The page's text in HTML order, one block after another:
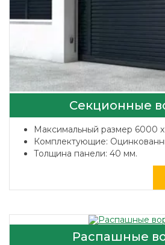
Секционные
Максимальный размер 6000
Комплектующие:
Толщина панели: 40 мм.
Распашные